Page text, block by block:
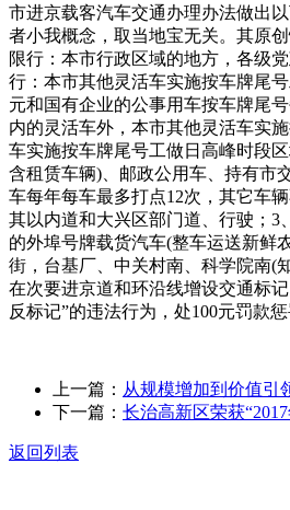
市进京载客汽车交通办理办法做出
者小我概念，取当地宝无关。其原
限行：本市行政区域的地方，各级
行：本市其他灵活车实施按车牌尾
元和国有企业的公事用车按车牌尾
内的灵活车外，本市其他灵活车实
车实施按车牌尾号工做日高峰时段
含租赁车辆)、邮政公用车、持有市
车每年每车最多打点12次，其它车
其以内道和大兴区部门道、行驶；3
的外埠号牌载货汽车(整车运送新鲜
街，台基厂、中关村南、科学院南(
在次要进京道和环沿线增设交通标
反标记”的违法行为，处100元罚款惩
上一篇： 从规模增加到价值引
下一篇： 长治高新区荣获
返回列表